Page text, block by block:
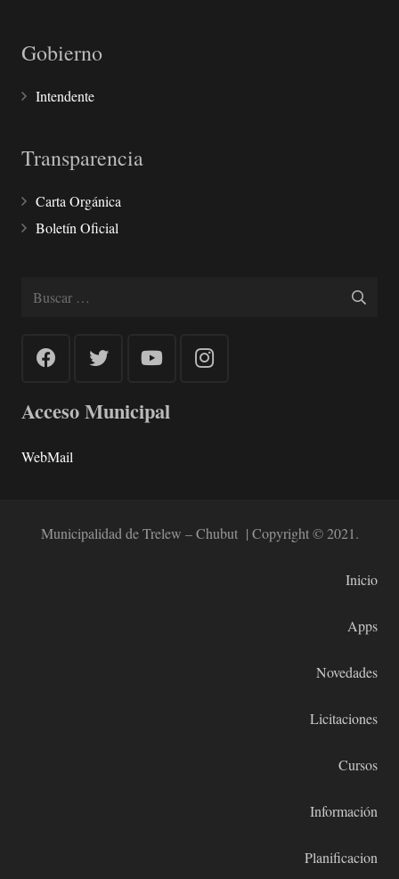
Gobierno
Intendente
Transparencia
Carta Orgánica
Boletín Oficial
Buscar:
Acceso Municipal
WebMail
Municipalidad de Trelew – Chubut | Copyright © 2021.
Inicio
Apps
Novedades
Licitaciones
Cursos
Información
Planificacion